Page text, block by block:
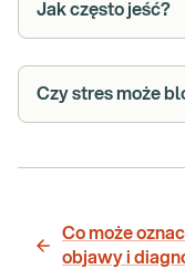
Jak często jeść?
Czy stres może
Co może
objawy i